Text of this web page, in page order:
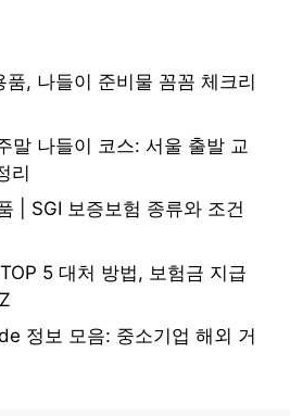
, 나들이 준비물 꼼꼼 체크리
말 나들이 코스: 서울 출발 교
리
| SGI 보증보험 종류와 조건
5 대처 방법, 보험금 지급
정보 모음: 중소기업 해외 거